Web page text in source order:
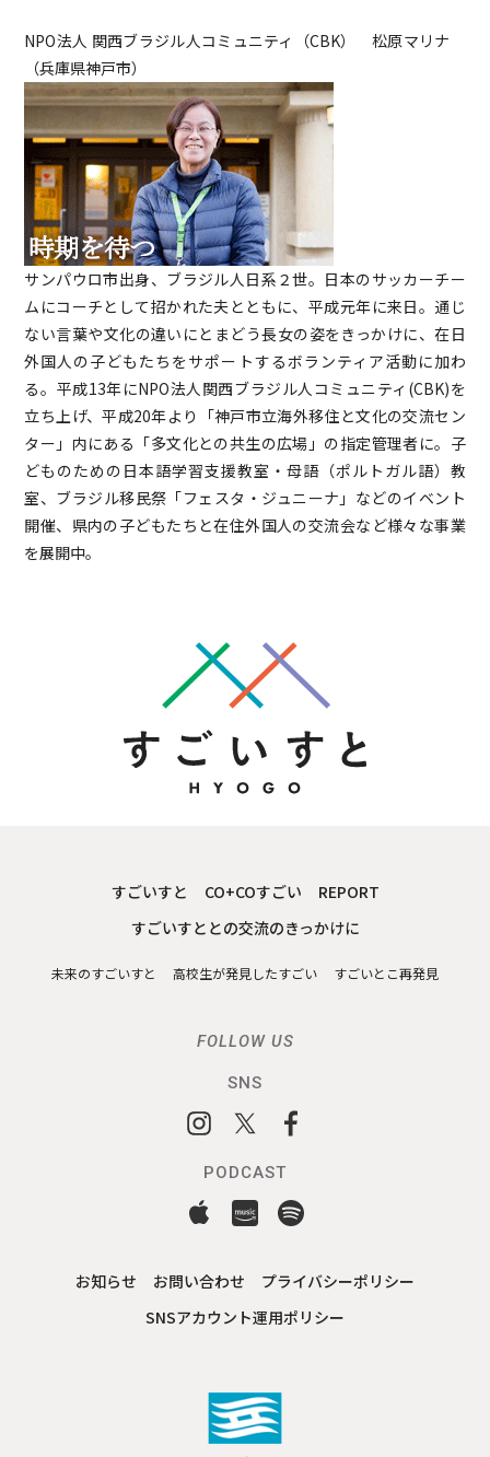
NPO法人 関西ブラジル人コミュニティ（CBK） 松原マリナ
（兵庫県神戸市）
サンパウロ市出身、ブラジル人日系２世。日本のサッカーチー
ムにコーチとして招かれた夫とともに、平成元年に来日。通じ
ない言葉や文化の違いにとまどう長女の姿をきっかけに、在日
外国人の子どもたちをサポートするボランティア活動に加わ
る。平成13年にNPO法人関西ブラジル人コミュニティ(CBK)を
立ち上げ、平成20年より「神戸市立海外移住と文化の交流セン
ター」内にある「多文化との共生の広場」の指定管理者に。子
どものための日本語学習支援教室・母語（ポルトガル語）教
室、ブラジル移民祭「フェスタ・ジュニーナ」などのイベント
開催、県内の子どもたちと在住外国人の交流会など様々な事業
を展開中。
すごいすと CO+COすごい
REPORT
すごいすととの交流のきっかけに
未来のすごいすと 高校生が発見したすごい すごいとこ再発見
FOLLOW US
SNS
PODCAST
お知らせ お問い合わせ
プライバシーポリシー
SNSアカウント運用ポリシー